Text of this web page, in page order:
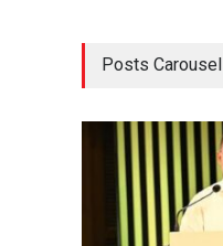
Posts Carousel